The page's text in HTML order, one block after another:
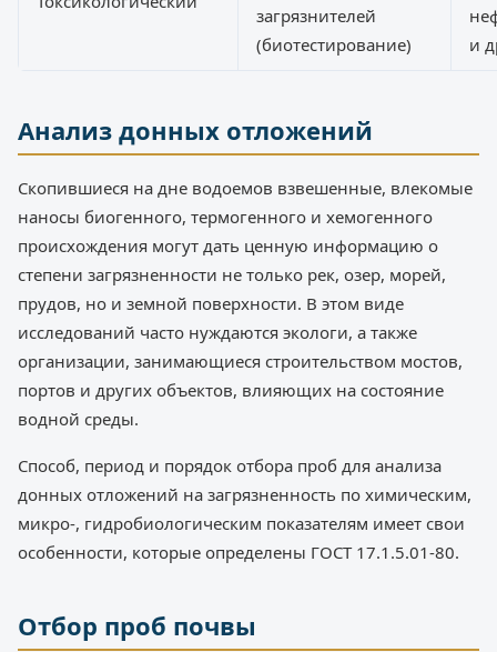
загрязнителей
(биотестирование)
и
Анализ донных отложений
Скопившиеся на дне водоемов взвешенные, влекомые
наносы биогенного, термогенного и хемогенного
происхождения могут дать ценную информацию о
степени загрязненности не только рек, озер, морей,
прудов, но и земной поверхности. В этом виде
исследований часто нуждаются экологи, а также
организации, занимающиеся строительством мостов,
портов и других объектов, влияющих на состояние
водной среды.
Способ, период и порядок отбора проб для анализа
донных отложений на загрязненность по химическим,
микро-, гидробиологическим показателям имеет свои
особенности, которые определены ГОСТ 17.1.5.01-80.
Отбор проб почвы